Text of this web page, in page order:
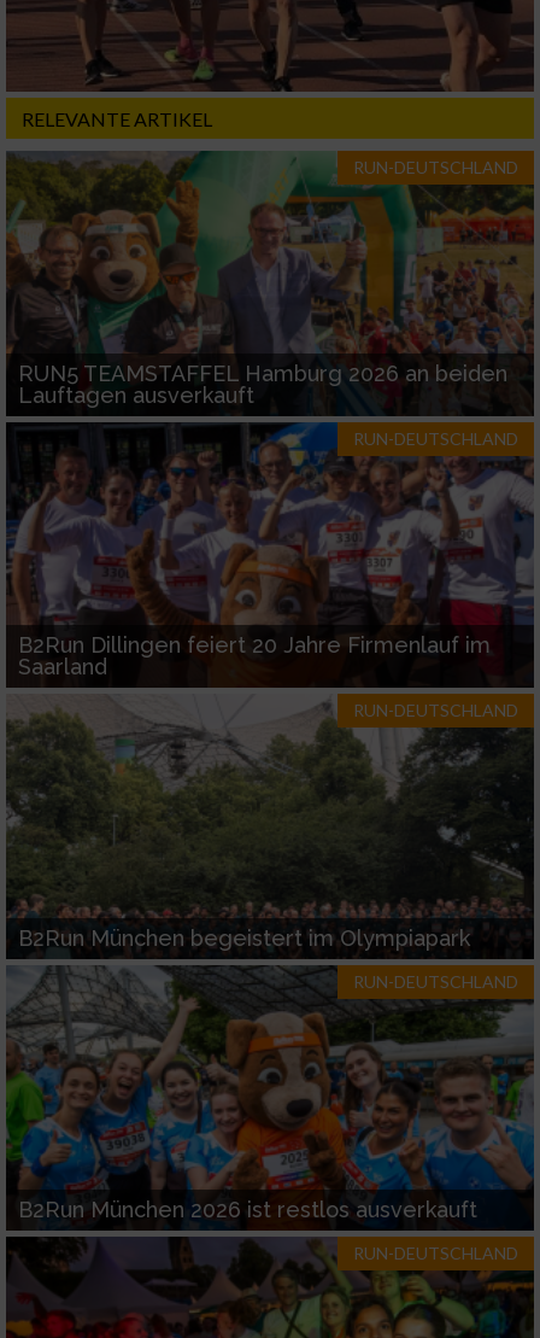
RELEVANTE ARTIKEL
RUN-DEUTSCHLAND
RUN5 TEAMSTAFFEL Hamburg 2026 an beiden
Lauftagen ausverkauft
RUN-DEUTSCHLAND
B2Run Dillingen feiert 20 Jahre Firmenlauf im
Saarland
RUN-DEUTSCHLAND
B2Run München begeistert im Olympiapark
RUN-DEUTSCHLAND
B2Run München 2026 ist restlos ausverkauft
RUN-DEUTSCHLAND